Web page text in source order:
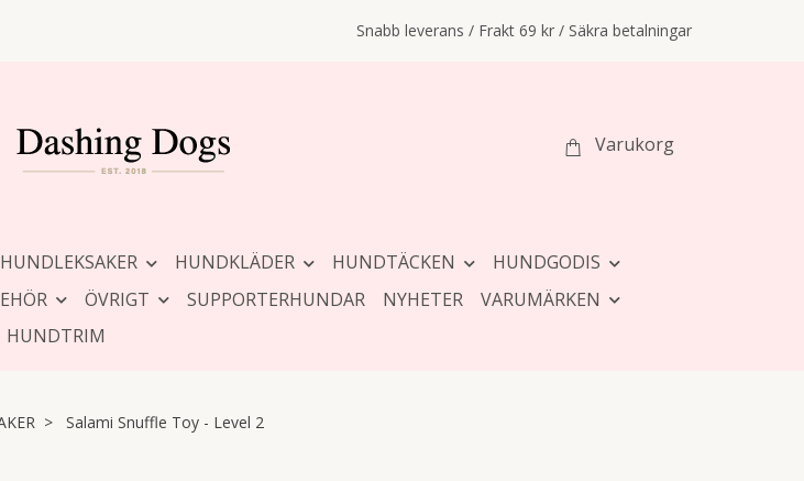
Snabb leverans / Frakt 69 kr / Säkra betalningar
Varukorg
HUNDLEKSAKER HUNDKLÄDER HUNDTÄCKEN
HUNDGODIS
ÖVRIGT SUPPORTERHUNDAR NYHETER
VARUMÄRKEN
HUNDTRIM
Salami Snuffle Toy - Level 2